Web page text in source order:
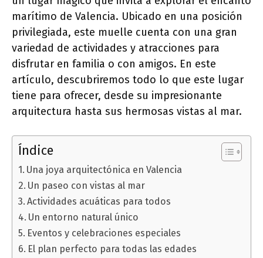
marítimo de Valencia. Ubicado en una posición
privilegiada, este muelle cuenta con una gran
variedad de actividades y atracciones para
disfrutar en familia o con amigos. En este
artículo, descubriremos todo lo que este lugar
tiene para ofrecer, desde su impresionante
arquitectura hasta sus hermosas vistas al mar.
Índice
Una joya arquitectónica en Valencia
Un paseo con vistas al mar
Actividades acuáticas para todos
Un entorno natural único
Eventos y celebraciones especiales
El plan perfecto para todas las edades